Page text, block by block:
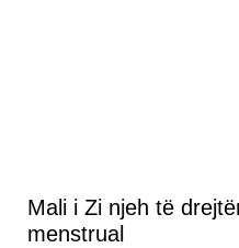
Mali i Zi njeh të
menstrual